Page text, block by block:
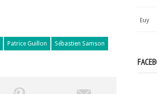
Patrice Guillon Sébastien Samson
Euy